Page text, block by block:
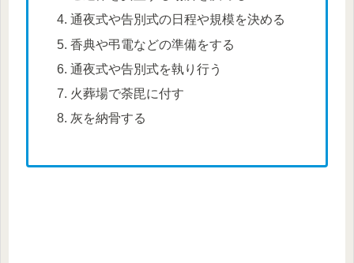
通夜式や告別式の日程や規模を決める
香典や弔電などの準備をする
通夜式や告別式を執り行う
火葬場で荼毘に付す
灰を納骨する